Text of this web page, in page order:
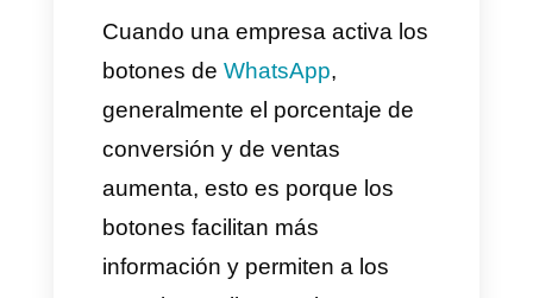
número telefónico,
generalmente se utilizan para
que el usuario continúe fuera
del chat.
¿Para qué sirven los